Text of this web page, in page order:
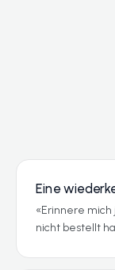
Eine
«Erinnere
nicht bestellt